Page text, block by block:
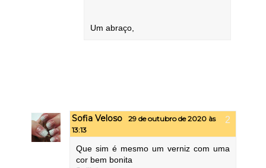
Um abraço,
Sofia Veloso
29 de outubro de 2020 às
13:13
Que sim é mesmo um verniz com uma
cor bem bonita